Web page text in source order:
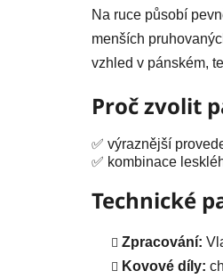
Na ruce působí
menších
vzhled v pánském,
Proč zvolit
✅ výraznější
✅ kombinace
Technické
Zpracování:
Kovové díly: